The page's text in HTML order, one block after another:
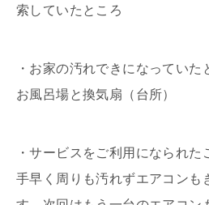
索していたところ
・お家の汚れできになっていた
お風呂場と換気扇（台所）
・サービスをご利用になられた
手早く周りも汚れずエアコンも